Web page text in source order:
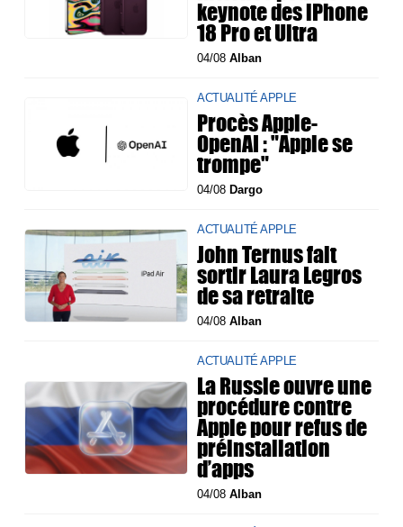
keynote des iPhone
18 Pro et Ultra
04/08Alban
ACTUALITÉ APPLE
Procès Apple-
OpenAI : "Apple se
trompe"
04/08 Dargo
ACTUALITÉ APPLE
John Ternus fait
sortir Laura Legros
de sa retraite
04/08Alban
ACTUALITÉ APPLE
La Russie ouvre une
procédure contre
Apple pour refus de
préinstallation
d’apps
04/08Alban